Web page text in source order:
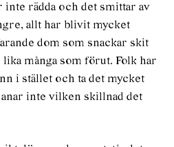
inte rädda och det smittar av
allt har blivit mycket
dom som snackar skit
många som förut. Folk har
i stället och ta det mycket
inte vilken skillnad det